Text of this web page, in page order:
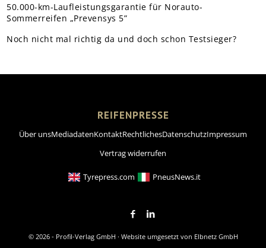
50.000-km-Laufleistungsgarantie für Norauto-
Sommerreifen „Prevensys 5”
Noch nicht mal richtig da und doch schon Testsieger?
REIFENPRESSE
Über unsMediadatenKontaktRechtlichesDatenschutzImpressum
Vertrag widerrufen
Tyrepress.com PneusNews.it
© 2026 - Profil-Verlag GmbH · Website umgesetzt von Elbnetz GmbH